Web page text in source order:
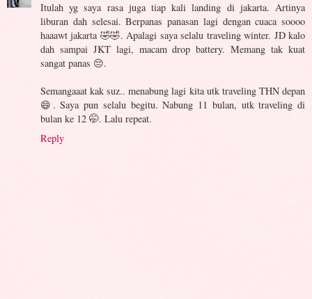
Itulah yg saya rasa juga tiap kali landing di jakarta. Artinya
liburan dah selesai. Berpanas panasan lagi dengan cuaca soooo
haaawt jakarta 🤣🤣. Apalagi saya selalu traveling winter. JD kalo
dah sampai JKT lagi, macam drop battery. Memang tak kuat
sangat panas 😔.
Semangaaat kak suz.. menabung lagi kita utk traveling THN depan
😄. Saya pun selalu begitu. Nabung 11 bulan, utk traveling di
bulan ke 12 🤭. Lalu repeat.
Reply